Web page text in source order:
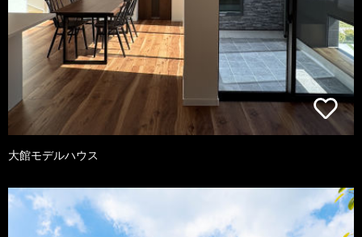
大館モデルハウス